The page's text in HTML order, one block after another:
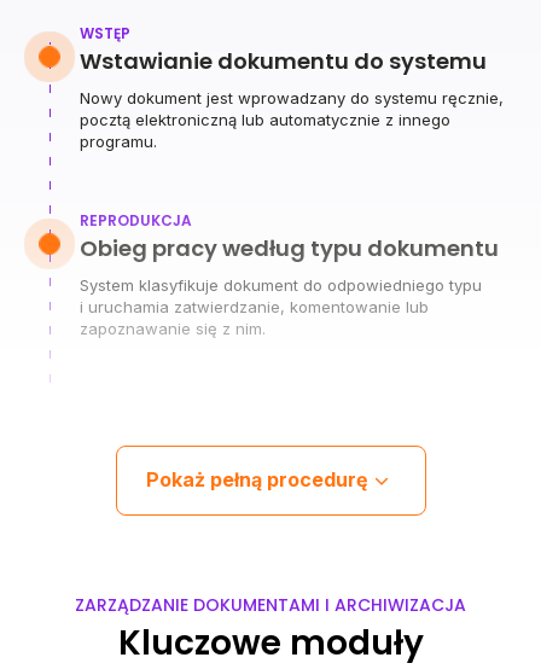
WSTĘP
Wstawianie dokumentu do systemu
Nowy dokument jest wprowadzany do systemu ręcznie,
pocztą elektroniczną lub automatycznie z innego
programu.
REPRODUKCJA
Obieg pracy według typu dokumentu
System klasyfikuje dokument do odpowiedniego typu
i uruchamia zatwierdzanie, komentowanie lub
zapoznawanie się z nim.
Pokaż pełną procedurę
ZARZĄDZANIE DOKUMENTAMI I ARCHIWIZACJA
Kluczowe moduły